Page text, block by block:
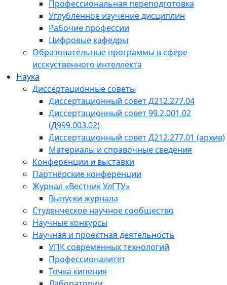
Профессиональная переподготовка
Углубленное изучение дисциплин
Рабочие профессии
Цифровые кафедры
Образовательные программы в сфере
исскуственного интеллекта
Наука
Диссертационные советы
Диссертационный совет Д212.277.04
Диссертационный совет 99.2.001.02
(Д999.003.02)
Диссертационный совет Д212.277.01 (архив)
Материалы и справочные сведения
Конференции и выставки
Партнёрские конференции
Журнал «Вестник УлГТУ»
Выпуски журнала
Студенческое научное сообщество
Научные конкурсы
Научная и проектная деятельность
УПК современных технологий
Профессионалитет
Точка кипения